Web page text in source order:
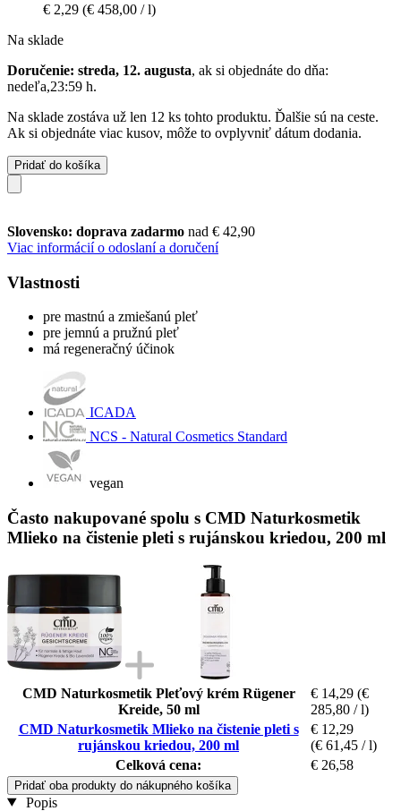
€ 2,29 (€ 458,00 / l)
Na sklade
Doručenie: streda, 12. augusta, ak si objednáte do dňa:
nedeľa,23:59 h.
Na sklade zostáva už len 12 ks tohto produktu. Ďalšie sú na ceste.
Ak si objednáte viac kusov, môže to ovplyvniť dátum dodania.
Pridať do košíka
Slovensko: doprava zadarmo nad € 42,90
Viac informácií o odoslaní a doručení
Vlastnosti
pre mastnú a zmiešanú pleť
pre jemnú a pružnú pleť
má regeneračný účinok
ICADA
NCS - Natural Cosmetics Standard
vegan
Často nakupované spolu s CMD Naturkosmetik
Mlieko na čistenie pleti s rujánskou kriedou, 200 ml
CMD Naturkosmetik Pleťový krém Rügener
Kreide, 50 ml
€ 14,29 (€
285,80 / l)
CMD Naturkosmetik Mlieko na čistenie pleti s
rujánskou kriedou, 200 ml
€ 12,29
(€ 61,45 / l)
Celková cena:
€ 26,58
Pridať oba produkty do nákupného košíka
Popis